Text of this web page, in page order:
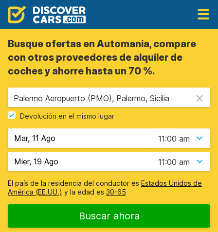
Busque ofertas en Automania, compare
con otros proveedores de alquiler de
coches y ahorre hasta un 70 %.
Palermo Aeropuerto (PMO), Palermo, Sicilia
Devolución en el mismo lugar
11:00 am
11:00 am
El país de la residencia del conductor es Estados Unidos de
América (EE.UU.) y la edad es 30-65
Buscar ahora